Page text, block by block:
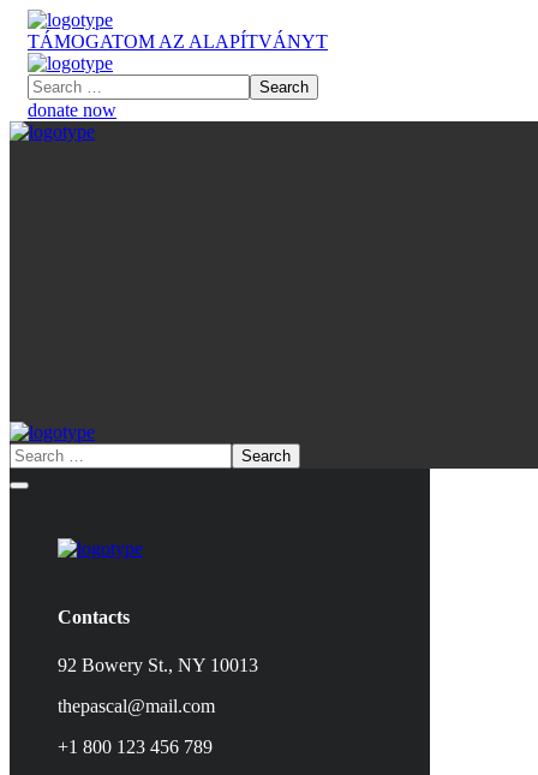
TÁMOGATOM AZ ALAPÍTVÁNYT
donate now
Contacts
92 Bowery St., NY 10013
thepascal@mail.com
+1 800 123 456 789